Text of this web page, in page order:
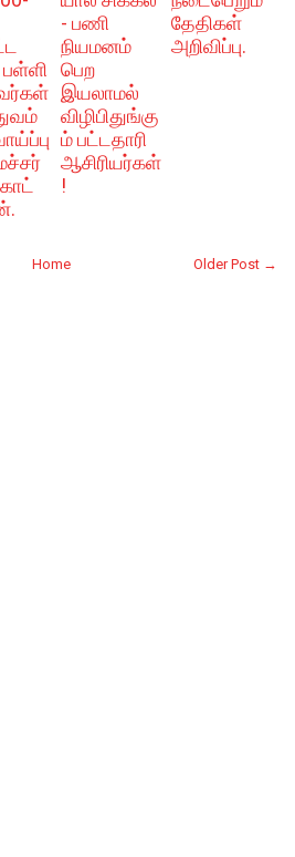
பள்ளி
- பணி
நியமனம்
பெற
இயலாமல்
விழிபிதுங்கு
ம் பட்டதாரி
ஆசிரியர்கள்
!
தேதிகள்
அறிவிப்பு.
Older Post →
Home